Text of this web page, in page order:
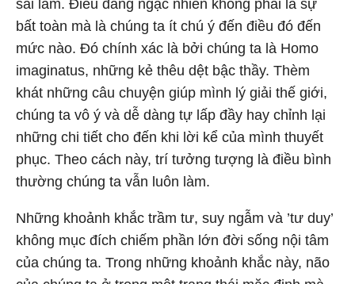
sai lầm. Điều đáng ngạc nhiên không phải là sự
bất toàn mà là chúng ta ít chú ý đến điều đó đến
mức nào. Đó chính xác là bởi chúng ta là Homo
imaginatus, những kẻ thêu dệt bậc thầy. Thèm
khát những câu chuyện giúp mình lý giải thế giới,
chúng ta vô ý và dễ dàng tự lấp đầy hay chỉnh lại
những chi tiết cho đến khi lời kể của mình thuyết
phục. Theo cách này, trí tưởng tượng là điều bình
thường chúng ta vẫn luôn làm.
Những khoảnh khắc trầm tư, suy ngẫm và ’tư duy’
không mục đích chiếm phần lớn đời sống nội tâm
của chúng ta. Trong những khoảnh khắc này, não